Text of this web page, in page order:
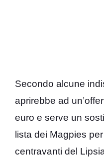
Secondo alcune
aprirebbe ad
euro e serve un
lista dei Magpies
centravanti del